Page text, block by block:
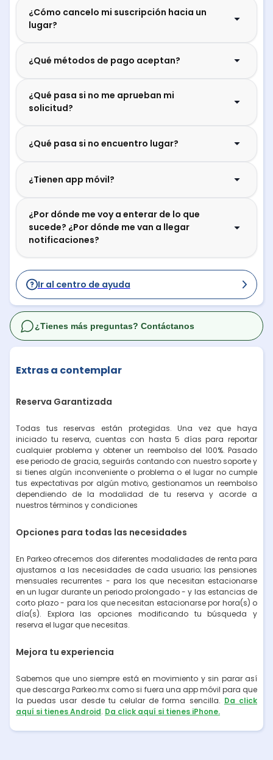
¿Cómo cancelo mi suscripción hacia un
lugar?
¿Qué métodos de pago aceptan?
¿Qué pasa si no me aprueban mi
solicitud?
¿Qué pasa si no encuentro lugar?
¿Tienen app móvil?
¿Por dónde me voy a enterar de lo que
sucede? ¿Por dónde me van a llegar
notificaciones?
Ir al centro de ayuda
Extras a contemplar
Reserva Garantizada
Todas tus reservas están protegidas. Una vez que haya
iniciado tu reserva, cuentas con hasta 5 días para reportar
cualquier problema y obtener un reembolso del 100%. Pasado
ese periodo de gracia, seguirás contando con nuestro soporte y
si tienes algún inconveniente o problema o el lugar no cumple
tus expectativas por algún motivo, gestionamos un reembolso
dependiendo de la modalidad de tu reserva y acorde a
nuestros términos y condiciones
Opciones para todas las necesidades
En Parkeo ofrecemos dos diferentes modalidades de renta para
ajustarnos a las necesidades de cada usuario; las pensiones
mensuales recurrentes - para los que necesitan estacionarse
en un lugar durante un periodo prolongado - y las estancias de
corto plazo - para los que necesitan estacionarse por hora(s) o
día(s). Explora las opciones modificando tu búsqueda y
reserva el lugar que necesitas.
Mejora tu experiencia
Sabemos que uno siempre está en movimiento y sin parar así
que descarga Parkeo.mx como si fuera una app móvil para que
la puedas usar desde tu celular de forma sencilla. Da click
aquí si tienes Android. Da click aquí si tienes iPhone.
¿Tienes más preguntas? Contáctanos